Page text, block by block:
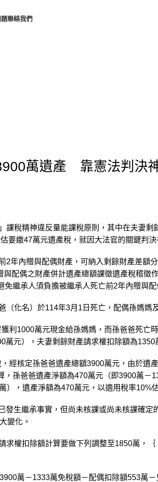
聯絡我們
萬遺產 靠憲法判決
課稅精神違反量能課稅原則，其中在夫妻
要繳47萬元遺產稅，就因大法官的關鍵判決
2年內贈與配偶財產，可納入剩餘財產差額
配偶之財產併計遺產總額課徵遺產稅稽徵
繼承人須負擔被繼承人死亡前2年內贈與
（化名）於114年3月1日死亡，配偶孫媽媽
利1000萬元現金給孫媽媽，而孫爸爸死亡
萬元），夫妻剩餘財產請求權扣除額為1350
經核定孫爸爸遺產總額3900萬元，由於遺
孫爸爸遺產淨額為470萬元（即3900萬－
），遺產淨額為470萬元，以適用稅率10%
發生繼承事實，但尚未核課或尚未核課確定
變化。
求權扣除額計算要做下列調整至1850萬，
萬－1333萬免稅額－配偶扣除額553萬